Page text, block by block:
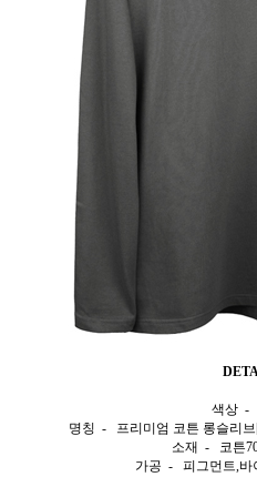
색상 -
명칭 - 프리미엄 코튼 롱슬리
소재 - 코튼
가공 - 피그먼트,바